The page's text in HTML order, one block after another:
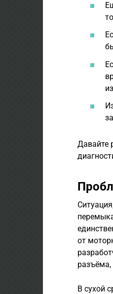
Давайте
от
В сухой